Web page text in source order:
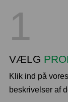
1
VÆLG
Klik ind på
beskrivelser af